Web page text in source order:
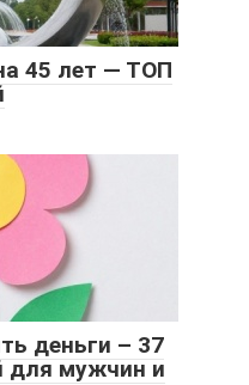
45 лет — ТОП
деньги – 37
для мужчин и